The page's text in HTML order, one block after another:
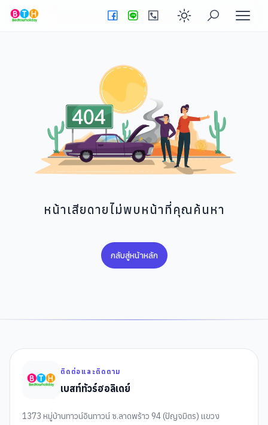
Enable dark
หน้าเสียดายไม่พบหน้าที่คุณค้นหา
กลับสู่หน้าหลัก
ติดต่อและติดตาม
เบสท์ทัวร์ฮอลิเดย์
1373 หมู่บ้านทาวน์อินทาวน์ ซ.ลาดพร้าว 94 (ปัญจมิตร) แขวง